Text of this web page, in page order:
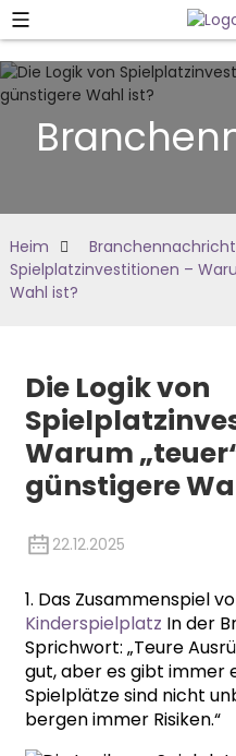
Heim
Spielplatzinvestitionen –
Wahl ist?
Die Logik von
Warum
günstigere
22.12.2025
1. Das Zusammenspiel
Kinderspielplatz In der
Sprichwort: „Teure
gut, aber es gibt immer
Spielplätze sind nicht
bergen immer Risiken.“